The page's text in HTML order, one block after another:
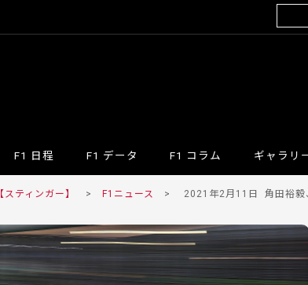
F1 日程 F1 データ F1 コラム ギャラリ
ティンガー】 > F1ニュース > 2021年2月11日 角田裕毅